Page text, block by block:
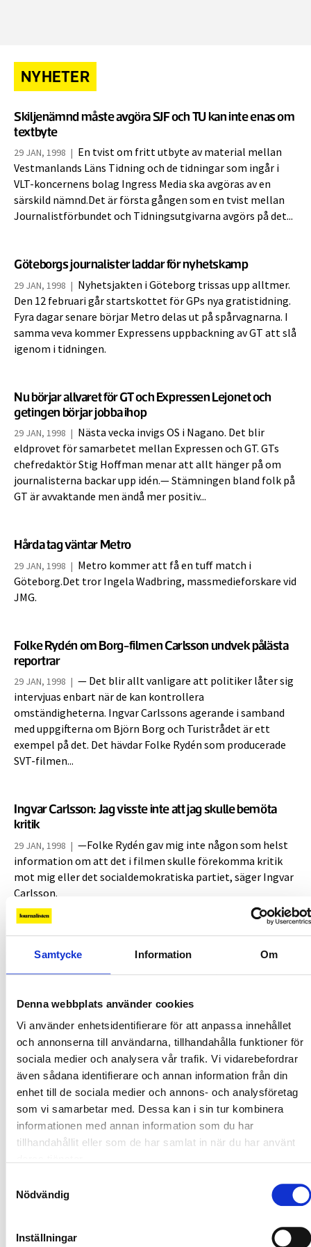
Samtycke Information Om
Denna webbplats använder cookies
Vi använder enhetsidentifierare för att anpassa innehållet
och annonserna till användarna, tillhandahålla funktioner för
sociala medier och analysera vår trafik. Vi vidarebefordrar
även sådana identifierare och annan information från din
enhet till de sociala medier och annons- och analysföretag
som vi samarbetar med. Dessa kan i sin tur kombinera
informationen med annan information som du har
tillhandahållit eller som de har samlat in när du har använt
Nödvändig
Inställningar
NYHETER
Skiljenämnd måste avgöra SJF och TU kan inte enas om
textbyte
29 JAN, 1998 | En tvist om fritt utbyte av material mellan
Vestmanlands Läns Tidning och de tidningar som ingår i
VLT-koncernens bolag Ingress Media ska avgöras av en
särskild nämnd.Det är första gången som en tvist mellan
Journalistförbundet och Tidningsutgivarna avgörs på det...
Göteborgs journalister laddar för nyhetskamp
29 JAN, 1998 | Nyhetsjakten i Göteborg trissas upp alltmer.
Den 12 februari går startskottet för GPs nya gratistidning.
Fyra dagar senare börjar Metro delas ut på spårvagnarna. I
samma veva kommer Expressens uppbackning av GT att slå
igenom i tidningen.
Nu börjar allvaret för GT och Expressen Lejonet och
getingen börjar jobba ihop
29 JAN, 1998 | Nästa vecka invigs OS i Nagano. Det blir
eldprovet för samarbetet mellan Expressen och GT. GTs
chefredaktör Stig Hoffman menar att allt hänger på om
journalisterna backar upp idén.— Stämningen bland folk på
GT är avvaktande men ändå mer positiv...
Hårda tag väntar Metro
29 JAN, 1998 | Metro kommer att få en tuff match i
Göteborg.Det tror Ingela Wadbring, massmedieforskare vid
JMG.
Folke Rydén om Borg-filmen Carlsson undvek pålästa
reportrar
29 JAN, 1998 | — Det blir allt vanligare att politiker låter sig
intervjuas enbart när de kan kontrollera
omständigheterna. Ingvar Carlssons agerande i samband
med uppgifterna om Björn Borg och Turistrådet är ett
exempel på det. Det hävdar Folke Rydén som producerade
SVT-filmen...
Ingvar Carlsson: Jag visste inte att jag skulle bemöta
kritik
29 JAN, 1998 | —Folke Rydén gav mig inte någon som helst
information om att det i filmen skulle förekomma kritik
mot mig eller det socialdemokratiska partiet, säger Ingvar
Carlsson.
Gamla nyheter blev som nya
29 JAN, 1998 | Under januari serverade redaktionerna en hel
del gammal skåpmat som värmts upp på nytt.Till exempel
en utländsk agent. Trots att tidningen hade kört precis
samma nyhet flera år tidigare.
Ny affär avslöjad i Vindeln.
29 JAN, 1998 | Den rubriken på Västerbottens-Kurirens
förstasida får kommunalrådet att se rött och skriva ilskna
insändare till tidningen om den konspiratoriskt lagda
lokalredaktören Ingrid Marklund.
Vi är många som är missnöjda
framtoning när hon skriver om Vindeln. Hon ser spöken på
ljusa dagen.